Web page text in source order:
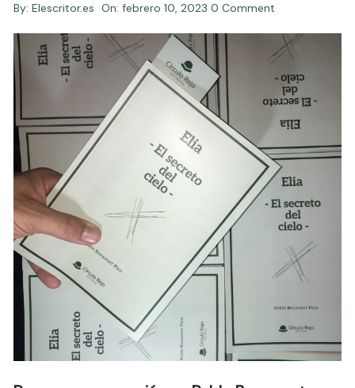
By: Elescritor.es On:febrero 10, 2023 0 Comment